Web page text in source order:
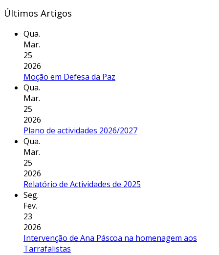
Últimos Artigos
Qua.
Mar.
25
2026
Moção em Defesa da Paz
Qua.
Mar.
25
2026
Plano de actividades 2026/2027
Qua.
Mar.
25
2026
Relatório de Actividades de 2025
Seg.
Fev.
23
2026
Intervenção de Ana Páscoa na homenagem aos
Tarrafalistas